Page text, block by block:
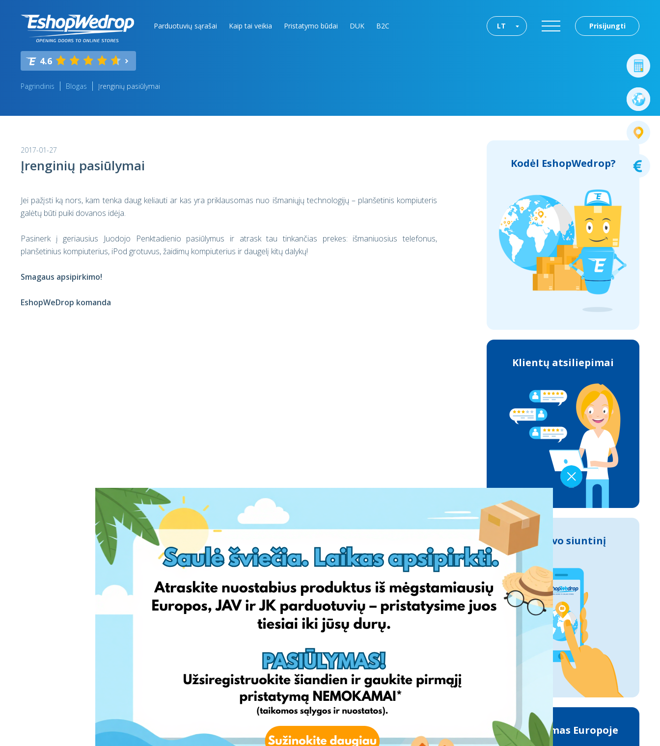
Parduotuvių sąrašai Kaip tai veikia Pristatymo būdai DUK B2C Prisijungti
LT
4.6
Pagrindinis Blogas Įrenginių pasiūlymai
2017-01-27
Įrenginių pasiūlymai
Jei pažįsti ką nors, kam tenka daug keliauti ar kas yra priklausomas nuo išmaniųjų technologijų – planšetinis kompiuteris
galėtų būti puiki dovanos idėja.
Pasinerk į geriausius Juodojo Penktadienio pasiūlymus ir atrask tau tinkančias prekes: išmaniuosius telefonus,
planšetinius kompiuterius, iPod grotuvus, žaidimų kompiuterius ir daugelį kitų dalykų!
Smagaus apsipirkimo!
EshopWeDrop komanda
Kodėl EshopWedrop?
Klientų atsiliepimai
Sek savo siuntinį
Pristatymas Europoje